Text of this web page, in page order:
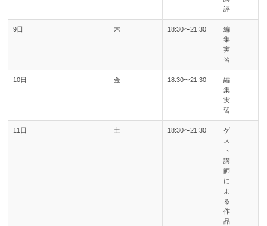
評
9日 木 18:30〜21:30
編
集
実
習
10日 金 18:30〜21:30
編
集
実
習
11日 土 18:30〜21:30
ゲ
ス
ト
講
師
に
よ
る
作
品